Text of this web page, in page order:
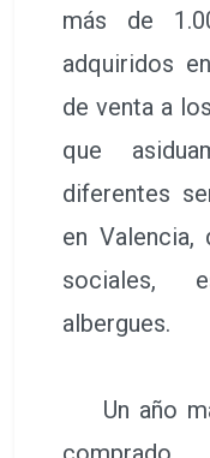
más de
adquiridos
de venta a
que
diferentes
en Valencia,
sociales,
albergues.
Un año